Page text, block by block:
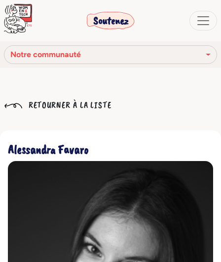
Soutenez
Notre communauté
Notre histoire
Notre communauté
Les organes sociaux
Code Éthique
RETOURNER À LA LISTE
Alessandra Favaro